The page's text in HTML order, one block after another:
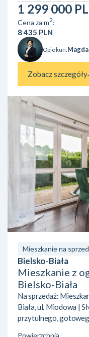
gotowy do
zaprojektowany tak,
1 299 000
Cena za m2:
8 435 PLN
Opiekun:
Zobacz szczegóły
Mieszkanie na
Bielsko-Biała
Mieszkanie z
Bielsko-Biała
Na sprzedaż:
Biała, ul. Miodowa |
przytulnego,
Powierzchnia